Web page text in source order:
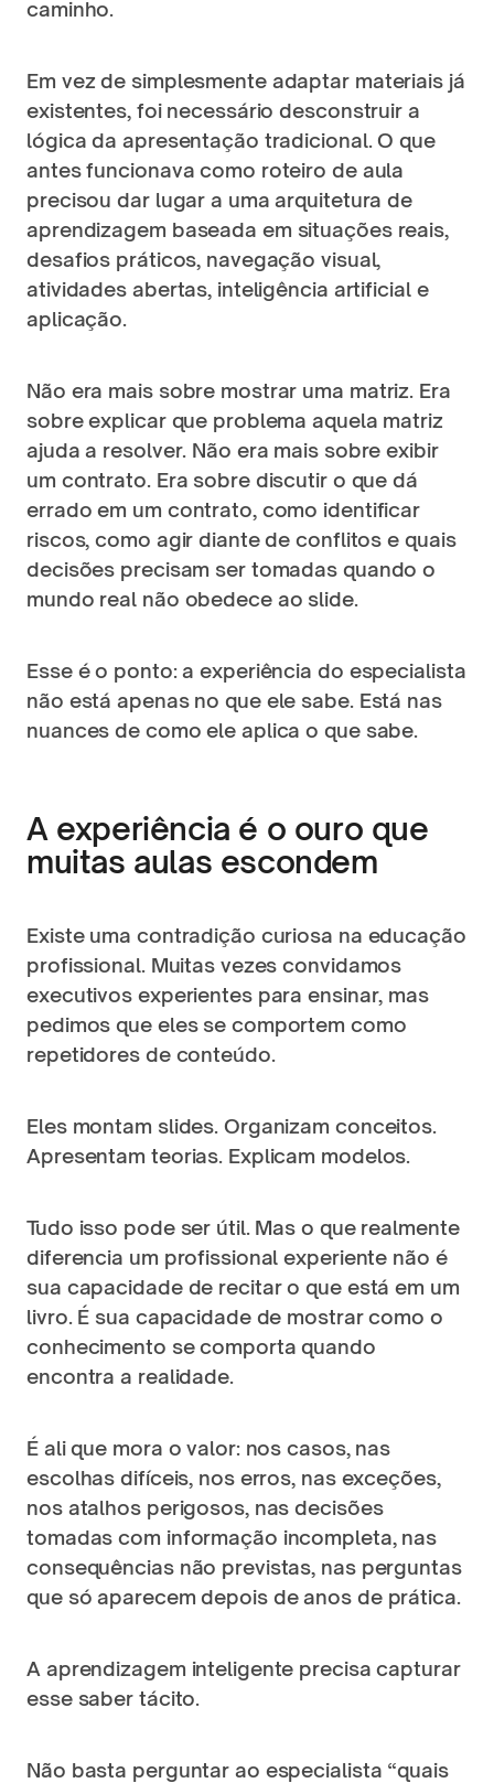
caminho.
Em vez de simplesmente adaptar materiais já
existentes, foi necessário desconstruir a
lógica da apresentação tradicional. O que
antes funcionava como roteiro de aula
precisou dar lugar a uma arquitetura de
aprendizagem baseada em situações reais,
desafios práticos, navegação visual,
atividades abertas, inteligência artificial e
aplicação.
Não era mais sobre mostrar uma matriz. Era
sobre explicar que problema aquela matriz
ajuda a resolver. Não era mais sobre exibir
um contrato. Era sobre discutir o que dá
errado em um contrato, como identificar
riscos, como agir diante de conflitos e quais
decisões precisam ser tomadas quando o
mundo real não obedece ao slide.
Esse é o ponto: a experiência do especialista
não está apenas no que ele sabe. Está nas
nuances de como ele aplica o que sabe.
A experiência é o ouro que
muitas aulas escondem
Existe uma contradição curiosa na educação
profissional. Muitas vezes convidamos
executivos experientes para ensinar, mas
pedimos que eles se comportem como
repetidores de conteúdo.
Eles montam slides. Organizam conceitos.
Apresentam teorias. Explicam modelos.
Tudo isso pode ser útil. Mas o que realmente
diferencia um profissional experiente não é
sua capacidade de recitar o que está em um
livro. É sua capacidade de mostrar como o
conhecimento se comporta quando
encontra a realidade.
É ali que mora o valor: nos casos, nas
escolhas difíceis, nos erros, nas exceções,
nos atalhos perigosos, nas decisões
tomadas com informação incompleta, nas
consequências não previstas, nas perguntas
que só aparecem depois de anos de prática.
A aprendizagem inteligente precisa capturar
esse saber tácito.
Não basta perguntar ao especialista “quais